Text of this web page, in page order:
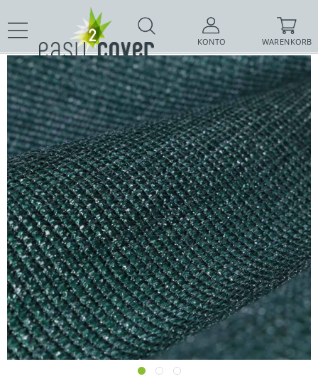
KONTO WARENKORB